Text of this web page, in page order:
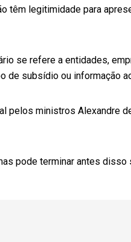
têm legitimidade para
se refere a entidades,
de subsídio ou informação
pelos ministros Alexandre
pode terminar antes